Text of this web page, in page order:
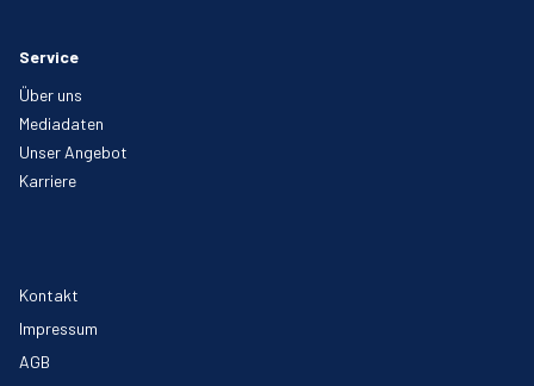
Service
Über uns
Mediadaten
Unser Angebot
Karriere
Kontakt
Impressum
AGB